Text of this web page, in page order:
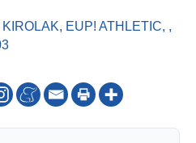
KIROLAK, EUP! ATHLETIC, ,